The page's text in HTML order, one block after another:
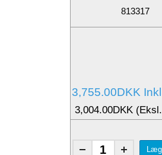
813317
3,755.00DKK
3,004.00DKK